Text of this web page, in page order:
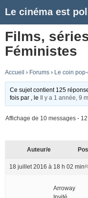
Le cinéma est
Films,
Féministes
Accueil › Forums › Le coin
Ce sujet contient 125
fois par
, le Il y a 1 année, 9
Affichage de 10 messages -
Auteur/e
18 juillet 2016 à 18 h 02 min
Arroway